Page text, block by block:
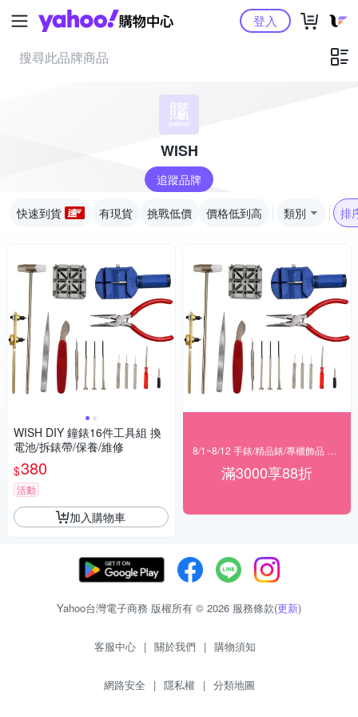
Yahoo購物中心登入
WISH
追蹤品牌
快速到貨 有現貨 挑戰低價 價格低到高 類別 排
WISH DIY 鐘錶16件工具組 換
電池/拆錶帶/保養/維修
$380
活動
加入購物車
滿3000享88折
Yahoo台灣電子商務 版權所有 © 2026 服務條款(更新)
客服中心 | 關於我們 | 購物須知
網路安全 | 隱私權 | 分類地圖